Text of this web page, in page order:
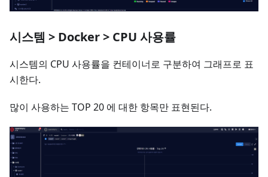
시스템 > Docker > CPU 사용률
시스템의 CPU 사용률을 컨테이너로 구분하여 그래프로 표
시한다.
많이 사용하는 TOP 20 에 대한 항목만 표현된다.